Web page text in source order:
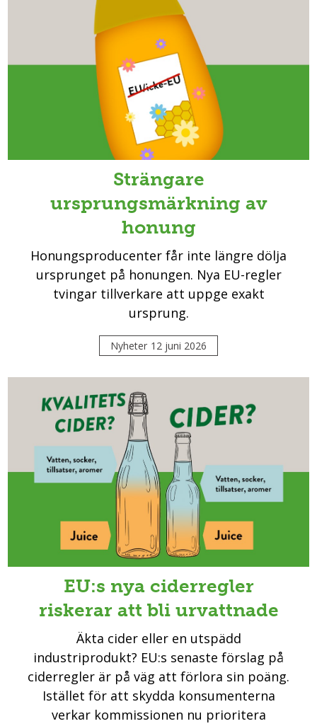
Strängare
ursprungsmärkning av
honung
Honungsproducenter får inte längre dölja
ursprunget på honungen. Nya EU-regler
tvingar tillverkare att uppge exakt
ursprung.
Nyheter 12 juni 2026
EU:s nya ciderregler
riskerar att bli urvattnade
Äkta cider eller en utspädd
industriprodukt? EU:s senaste förslag på
ciderregler är på väg att förlora sin poäng.
Istället för att skydda konsumenterna
verkar kommissionen nu prioritera